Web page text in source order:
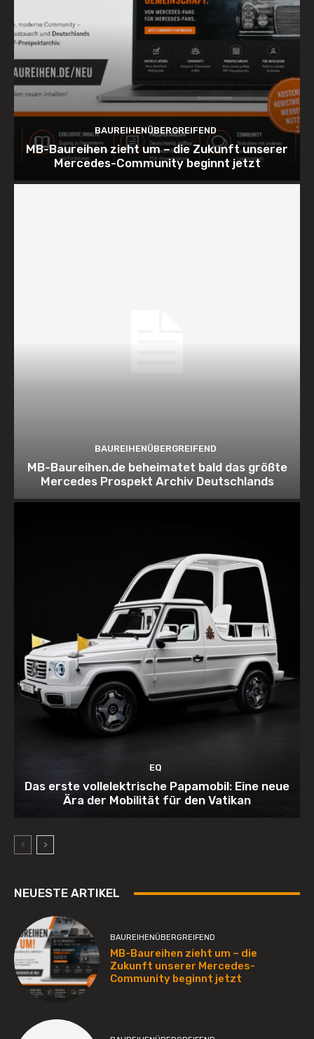
BAUREIHENÜBERGREIFEND
MB-Baureihen zieht um – die Zukunft unserer
Mercedes-Community beginnt jetzt
BAUREIHENÜBERGREIFEND
MB-Baureihen.de beheimatet bald das größte
Mercedes Prospekt Archiv Deutschlands
EQ
Das erste vollelektrische Papamobil: Eine neue
Ära der Mobilität für den Vatikan
NEUESTE ARTIKEL
BAUREIHENÜBERGREIFEND
MB-Baureihen zieht um – die
Zukunft unserer Mercedes-
Community beginnt jetzt